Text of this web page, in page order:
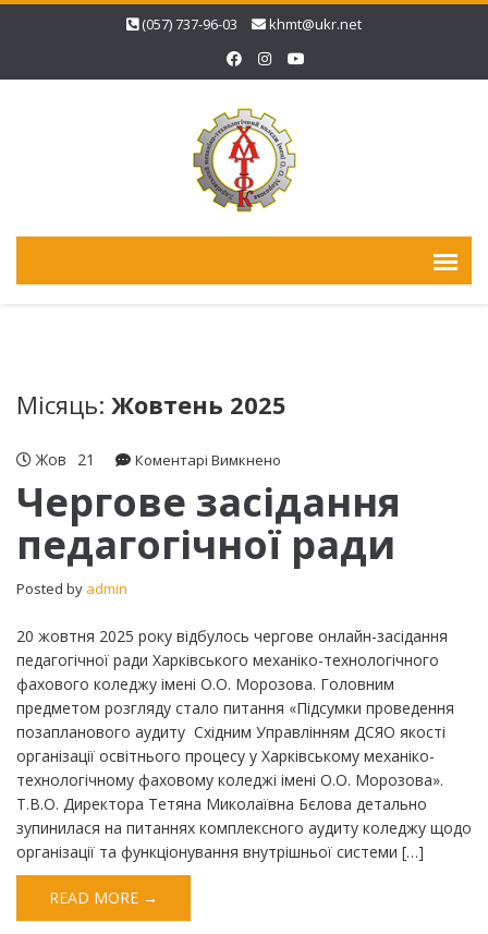
(057) 737-96-03 khmt@ukr.net
Місяць: Жовтень 2025
Жов 21 Коментарі Вимкнено
засідання
педагогічної
ради
Чергове засідання
педагогічної ради
Posted by admin
20 жовтня 2025 року відбулось чергове онлайн-засідання
педагогічної ради Харківського механіко-технологічного
фахового коледжу імені О.О. Морозова. Головним
предметом розгляду стало питання «Підсумки проведення
позапланового аудиту Східним Управлінням ДСЯО якості
організації освітнього процесу у Харківському механіко-
технологічному фаховому коледжі імені О.О. Морозова».
Т.В.О. Директора Тетяна Миколаївна Бєлова детально
зупинилася на питаннях комплексного аудиту коледжу щодо
організації та функціонування внутрішньої системи […]
READ MORE →